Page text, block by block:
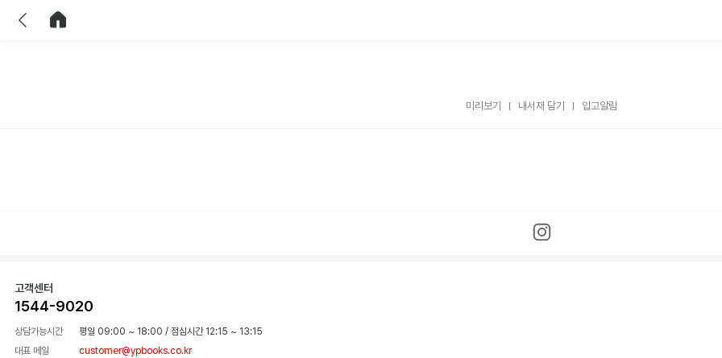
미리보기 내서재 담기 입고알림
고객센터
1544-9020
상담가능시간 평일 09:00 ~ 18:00 / 점심시간 12:15 ~ 13:15
대표 메일
customer@ypbooks.co.kr